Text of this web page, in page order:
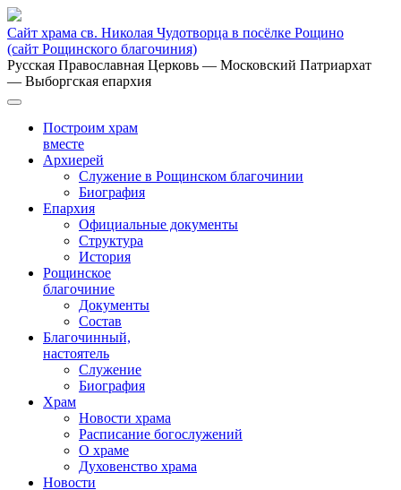
Сайт храма св. Николая Чудотворца в посёлке Рощино
(сайт Рощинского благочиния)
Русская Православная Церковь — Московский Патриархат
— Выборгская епархия
Построим храм
вместе
Архиерей
Служение в Рощинском благочинии
Биография
Епархия
Официальные документы
Структура
История
Рощинское
благочиние
Документы
Состав
Благочинный,
настоятель
Служение
Биография
Храм
Новости храма
Расписание богослужений
О храме
Духовенство храма
Новости